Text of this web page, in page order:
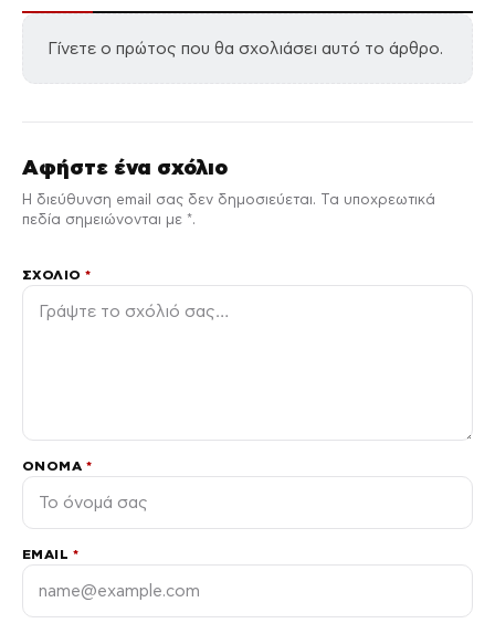
Γίνετε ο πρώτος που θα σχολιάσει αυτό το άρθρο.
Αφήστε ένα σχόλιο
Η διεύθυνση email σας δεν δημοσιεύεται. Τα υποχρεωτικά
πεδία σημειώνονται με *.
ΣΧΌΛΙΟ*
ΌΝΟΜΑ *
EMAIL *